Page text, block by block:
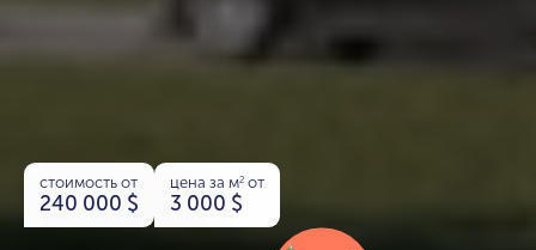
стоимость от
240 000 $
цена за м2 от
3 000 $